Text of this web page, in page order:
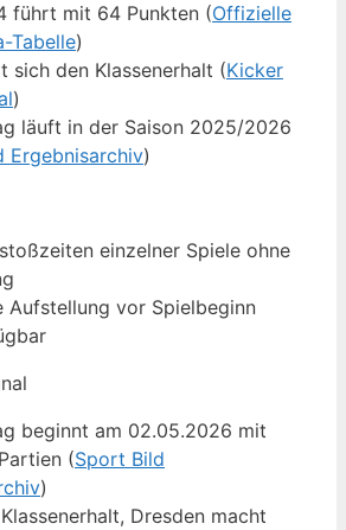
führt mit 64 Punkten (Offizielle
Tabelle)
sich den Klassenerhalt (Kicker
)
läuft in der Saison 2025/2026
Ergebnisarchiv)
einzelner Spiele ohne
Aufstellung vor Spielbeginn
beginnt am 02.05.2026 mit
(Sport Bild
)
Dresden macht